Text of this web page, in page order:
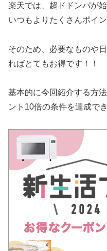
楽天では、超ドドンパが
いつもよりたくさんポイ
そのため、必要なものや
ればとてもお得です！！
基本的に今回紹介する方
ント10倍の条件を達成で